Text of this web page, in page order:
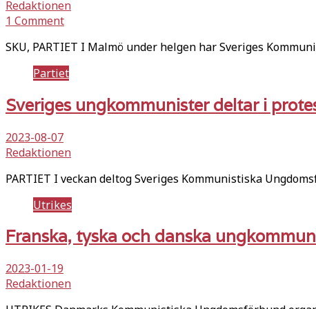
Redaktionen
1 Comment
SKU, PARTIET I Malmö under helgen har Sveriges
Partiet
Sveriges ungkommunister deltar i
2023-08-07
Redaktionen
PARTIET I veckan deltog Sveriges Kommunistiska
Utrikes
Franska, tyska och danska
2023-01-19
Redaktionen